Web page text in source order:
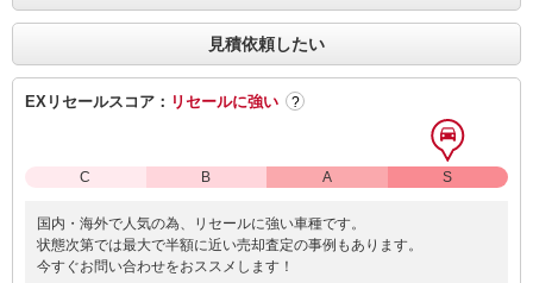
見積依頼したい
EXリセールスコア： リセールに強い ?
C B A S
国内・海外で人気の為、リセールに強い車種です。
状態次第では最大で半額に近い売却査定の事例もあります。
今すぐお問い合わせをおススメします！